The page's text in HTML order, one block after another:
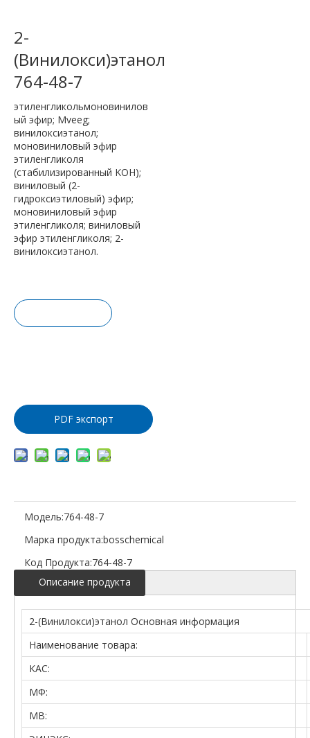
2-
(Винилокси)этанол
764-48-7
этиленгликольмоновинилов
ый эфир; Mveeg;
винилоксиэтанол;
моновиниловый эфир
этиленгликоля
(стабилизированный KOH);
виниловый (2-
гидроксиэтиловый) эфир;
моновиниловый эфир
этиленгликоля; виниловый
эфир этиленгликоля; 2-
винилоксиэтанол.
PDF экспорт
Модель:764-48-7
Марка продукта:bosschemical
Код Продукта:764-48-7
Описание продукта
2-(Винилокси)этанол Основная информация
Наименование товара:
КАС:
МФ:
МВ: